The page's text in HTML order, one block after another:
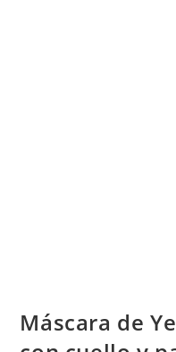
Máscara de